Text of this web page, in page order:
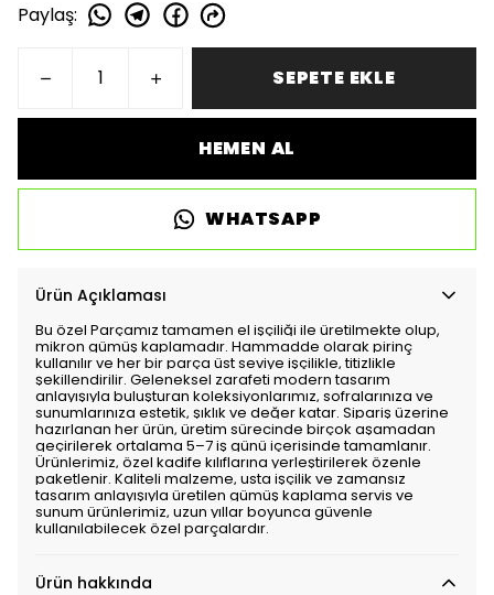
Paylaş:
SEPETE EKLE
HEMEN AL
WHATSAPP
Ürün Açıklaması
Bu özel Parçamız tamamen el işçiliği ile üretilmekte olup,
mikron gümüş kaplamadır. Hammadde olarak pirinç
kullanılır ve her bir parça üst seviye işçilikle, titizlikle
şekillendirilir. Geleneksel zarafeti modern tasarım
anlayışıyla buluşturan koleksiyonlarımız, sofralarınıza ve
sunumlarınıza estetik, şıklık ve değer katar. Sipariş üzerine
hazırlanan her ürün, üretim sürecinde birçok aşamadan
geçirilerek ortalama 5–7 iş günü içerisinde tamamlanır.
Ürünlerimiz, özel kadife kılıflarına yerleştirilerek özenle
paketlenir. Kaliteli malzeme, usta işçilik ve zamansız
tasarım anlayışıyla üretilen gümüş kaplama servis ve
sunum ürünlerimiz, uzun yıllar boyunca güvenle
kullanılabilecek özel parçalardır.
Ürün hakkında